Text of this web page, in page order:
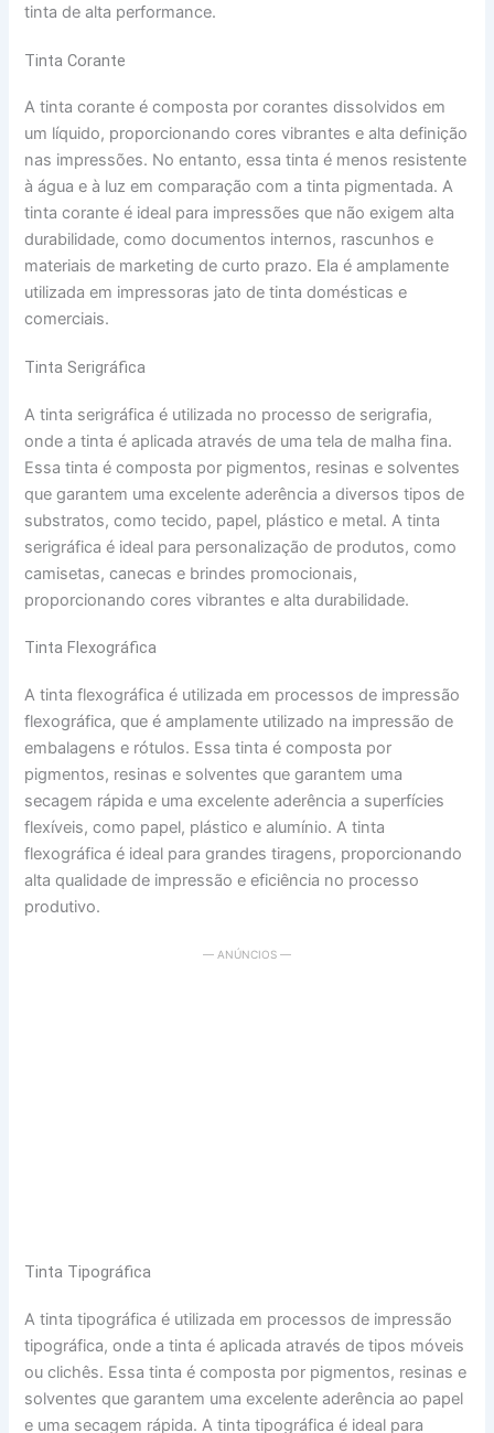
tinta de alta performance.
Tinta Corante
A tinta corante é composta por corantes dissolvidos em
um líquido, proporcionando cores vibrantes e alta definição
nas impressões. No entanto, essa tinta é menos resistente
à água e à luz em comparação com a tinta pigmentada. A
tinta corante é ideal para impressões que não exigem alta
durabilidade, como documentos internos, rascunhos e
materiais de marketing de curto prazo. Ela é amplamente
utilizada em impressoras jato de tinta domésticas e
comerciais.
Tinta Serigráfica
A tinta serigráfica é utilizada no processo de serigrafia,
onde a tinta é aplicada através de uma tela de malha fina.
Essa tinta é composta por pigmentos, resinas e solventes
que garantem uma excelente aderência a diversos tipos de
substratos, como tecido, papel, plástico e metal. A tinta
serigráfica é ideal para personalização de produtos, como
camisetas, canecas e brindes promocionais,
proporcionando cores vibrantes e alta durabilidade.
Tinta Flexográfica
A tinta flexográfica é utilizada em processos de impressão
flexográfica, que é amplamente utilizado na impressão de
embalagens e rótulos. Essa tinta é composta por
pigmentos, resinas e solventes que garantem uma
secagem rápida e uma excelente aderência a superfícies
flexíveis, como papel, plástico e alumínio. A tinta
flexográfica é ideal para grandes tiragens, proporcionando
alta qualidade de impressão e eficiência no processo
produtivo.
— ANÚNCIOS —
Tinta Tipográfica
A tinta tipográfica é utilizada em processos de impressão
tipográfica, onde a tinta é aplicada através de tipos móveis
ou clichês. Essa tinta é composta por pigmentos, resinas e
solventes que garantem uma excelente aderência ao papel
e uma secagem rápida. A tinta tipográfica é ideal para